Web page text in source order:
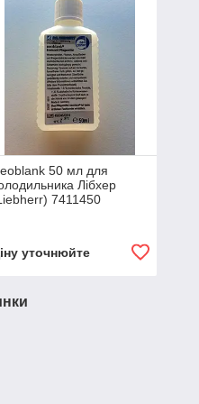
50 мл для
Лібхер
7411450
уточнюйте